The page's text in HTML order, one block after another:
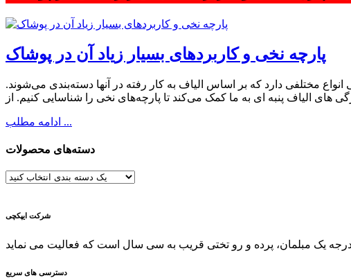
پارچه نخی و کاربردهای بسیار زیاد آن در پوشاک
مختلفی دارد که بر اساس الیاف به کار رفته در آن­ها دسته‌بندی می‌شوند.
ادامه مطلب ...
دسته‌های محصولات
شرکت ایپکچی
دسترسی های سریع